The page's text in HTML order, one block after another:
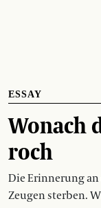
ESSAY
Wonach
roch
Die Erinnerung
Zeugen sterben.